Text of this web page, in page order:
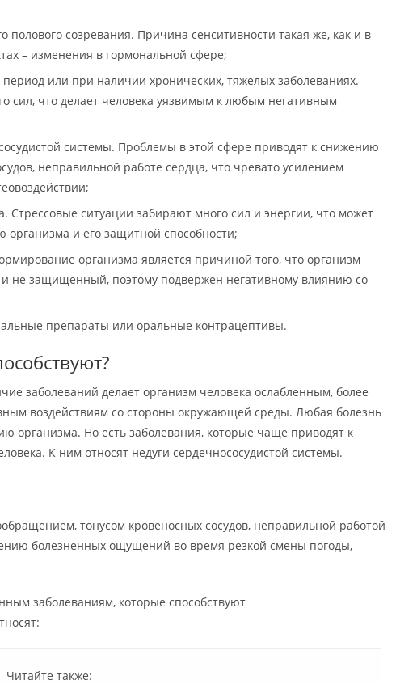
полового созревания. Причина сенситивности такая же, как и в
– изменения в гормональной сфере;
или при наличии хронических, тяжелых заболеваниях.
сил, что делает человека уязвимым к любым негативным
системы. Проблемы в этой сфере приводят к снижению
неправильной работе сердца, что чревато усилением
Стрессовые ситуации забирают много сил и энергии, что может
организма и его защитной способности;
организма является причиной того, что организм
и не защищенный, поэтому подвержен негативному влиянию со
препараты или оральные контрацептивы.
заболеваний делает организм человека ослабленным, более
воздействиям со стороны окружающей среды. Любая болезнь
организма. Но есть заболевания, которые чаще приводят к
К ним относят недуги сердечнососудистой системы.
тонусом кровеносных сосудов, неправильной работой
болезненных ощущений во время резкой смены погоды,
заболеваниям, которые способствуют
Читайте также: